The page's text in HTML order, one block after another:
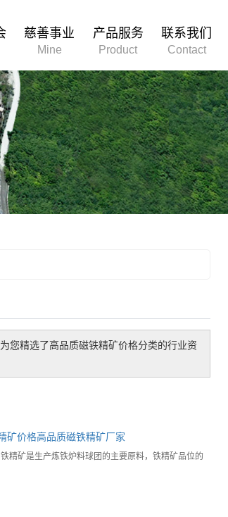
慈善事业
Mine
产品服务
Product
联系我们
Contact
您精选了 高品质磁铁精矿价格分类的行业资
矿价格高品质磁铁精矿厂家
精矿是生产炼铁炉料球团的主要原料，铁精矿品位的